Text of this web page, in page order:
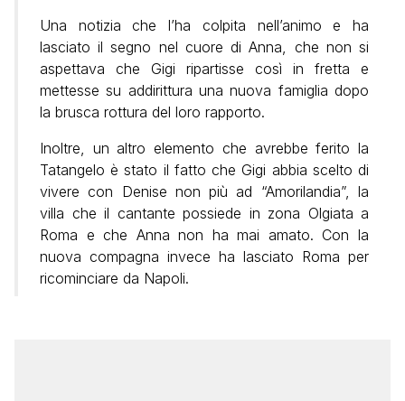
Una notizia che l’ha colpita nell’animo e ha
lasciato il segno nel cuore di Anna, che non si
aspettava che Gigi ripartisse così in fretta e
mettesse su addirittura una nuova famiglia dopo
la brusca rottura del loro rapporto.
Inoltre, un altro elemento che avrebbe ferito la
Tatangelo è stato il fatto che Gigi abbia scelto di
vivere con Denise non più ad “Amorilandia”, la
villa che il cantante possiede in zona Olgiata a
Roma e che Anna non ha mai amato. Con la
nuova compagna invece ha lasciato Roma per
ricominciare da Napoli.